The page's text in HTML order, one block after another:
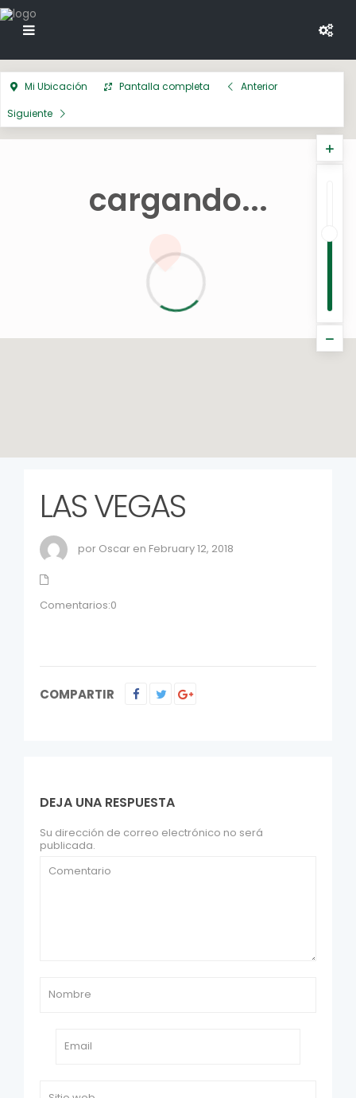
cargando...
Mi Ubicación Pantalla completa
Anterior
Siguiente
LAS VEGAS
por Oscar en February 12, 2018
Comentarios:0
COMPARTIR
DEJA UNA RESPUESTA
Su dirección de correo electrónico no será
publicada.